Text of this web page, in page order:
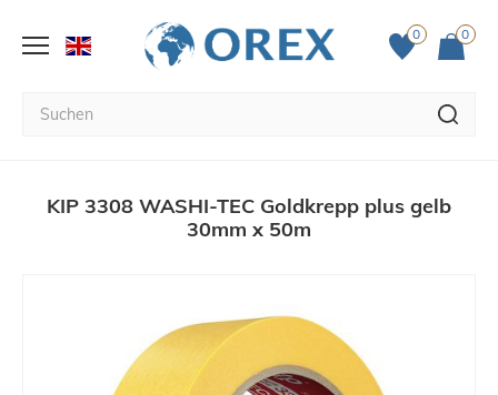
0 0
KIP 3308 WASHI-TEC Goldkrepp plus gelb
30mm x 50m